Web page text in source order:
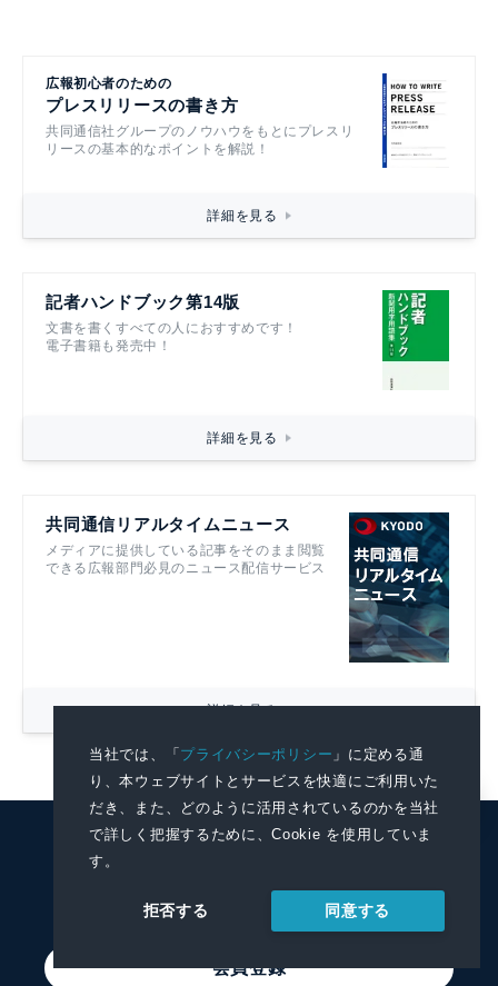
当社では、「プライバシーポリシー 」に定める通
り、本ウェブサイトとサービスを快適にご利用いた
だき、また、どのように活用されているのかを当社
で詳しく把握するために、Cookie を使用していま
す。
拒否する 同意する
広報初心者のための
プレスリリースの書き方
共同通信社グループのノウハウをもとにプレスリ
リースの基本的なポイントを解説！
詳細を見る
記者ハンドブック第14版
文書を書くすべての人におすすめです！
電子書籍も発売中！
詳細を見る
共同通信リアルタイムニュース
メディアに提供している記事をそのまま閲覧
できる広報部門必見のニュース配信サービス
詳細を見る
PRWIRE
会員登録